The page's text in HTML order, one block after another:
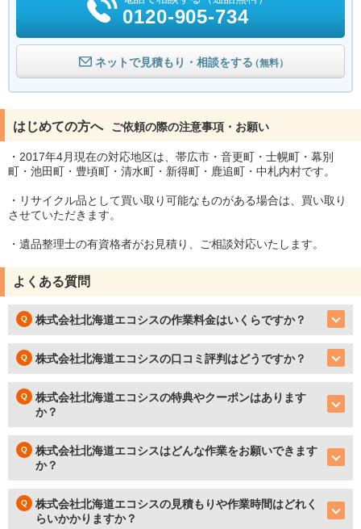
0120-905-734
ネットで見積もり・相談をする（無料）
はじめての方へ ご依頼の際の注意事項・お願い
・2017年4月現在の対応地区は、帯広市・音更町・士幌町・幕別
町・池田町・豊頃町・清水町・新得町・鹿追町・中札内村です。
・リサイクル品として買い取り可能なものがある場合は、買い取り
させていただきます。
・遺品整理士の有資格者がお見積り、ご相談対応いたします。
よくある質問
株式会社北海道エコシスの作業料金はいくらですか？
株式会社北海道エコシスの口コミ評判はどうですか？
株式会社北海道エコシスの特典やクーポンはあります
か？
株式会社北海道エコシスはどんな作業をお願いできます
か？
株式会社北海道エコシスの見積もりや作業時間はどれく
らいかかりますか？